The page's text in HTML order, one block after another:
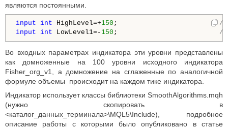
являются постоянными.
input int HighLevel=+150 ; //
input
int LowLevel1=- 150 ; //
Во входных параметрах индикатора эти уровни представлены
как домноженные на 100 уровни исходного индикатора
Fisher_org_v1, а домножение на сглаженные по аналогичной
формуле объемы происходит на каждом тике индикатора.
Индикатор использует классы библиотеки SmoothAlgorithms.mqh
(нужно скопировать в
<каталог_данных_терминала>\MQL5\Include), подробное
описание работы с которыми было опубликовано в статье